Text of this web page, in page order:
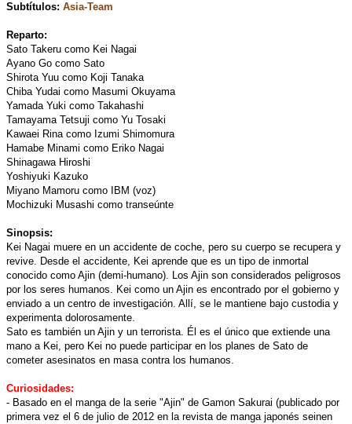
Subtítulos: Asia-Team
Reparto:
Sato Takeru como Kei Nagai
Ayano Go como Sato
Shirota Yuu como Koji Tanaka
Chiba Yudai como Masumi Okuyama
Yamada Yuki como Takahashi
Tamayama Tetsuji como Yu Tosaki
Kawaei Rina como Izumi Shimomura
Hamabe Minami como Eriko Nagai
Shinagawa Hiroshi
Yoshiyuki Kazuko
Miyano Mamoru como IBM (voz)
Mochizuki Musashi como transeúnte
Sinopsis:
Kei Nagai muere en un accidente de coche, pero su cuerpo se recupera y
revive. Desde el accidente, Kei aprende que es un tipo de inmortal
conocido como Ajin (demi-humano). Los Ajin son considerados peligrosos
por los seres humanos. Kei como un Ajin es encontrado por el gobierno y
enviado a un centro de investigación. Allí, se le mantiene bajo custodia y
experimenta dolorosamente.
Sato es también un Ajin y un terrorista. Él es el único que extiende una
mano a Kei, pero Kei no puede participar en los planes de Sato de
cometer asesinatos en masa contra los humanos.
Curiosidades:
- Basado en el manga de la serie "Ajin" de Gamon Sakurai (publicado por
primera vez el 6 de julio de 2012 en la revista de manga japonés seinen